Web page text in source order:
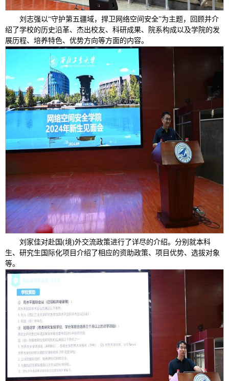
刘志强以“守护第五疆域，捍卫网络空间安全”为主题，回顾并介
绍了学校的历史沿革、杰出校友、科研成果、院系构成以及学院的发
展历程、培养特色、优势方向等方面的内容。
刘家佳对赴国(境)外交流政策进行了详尽的介绍。分别就本科
生、研究生国际化项目介绍了相应的资助政策、项目优势、选拔对象
等。